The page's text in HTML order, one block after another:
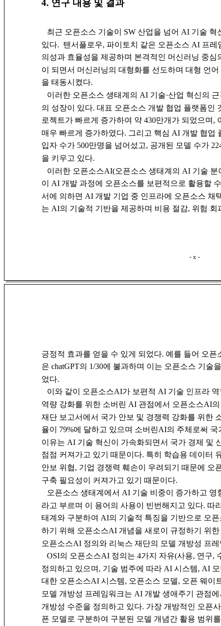
- x -
4. 연구 내용 및 결과
최근 오픈소스 기술이 SW 산업을 넘어 AI 기술
있다. 텐서플로우, 파이토치 같은 오픈소스 AI 프레
의성과 효율성을 제공하며 본격적인 머신러닝 중
이 되면서 머신러닝의 대형화를 선도하며 대형 언
을 태동시켰다.
이러한 오픈소스 생태계의 AI 기술·산업 혁신의
의 성장이 있다. 대표 오픈소스 개발 협업 플랫폼인
로젝트가 빠르게 증가하여 약 430만개가 되었으며,
매우 빠르게 증가하였다. 그리고 핵심 AI 개발 협업
입자 수가 500만명을 넘어섰고, 공개된 모델 수가
을 키우고 있다.
이러한 오픈소스AI(오픈소스 생태계의 AI 기술
이 AI 개발 과정에 오픈소스를 보편적으로 활용할
서에 의하면 AI 개발 기업 중 인프라에 오픈소스 채
는 AI의 기술적 기반을 제공하며 비용 절감, 위험
긍정적 효과를 얻을 수 있게 되었다. 예를 들어 오
은 chatGPT의 1/30에 불과하며 이는 오픈소스 기술
었다.
이와 같이 오픈소스AI가 보편적 AI 기술 인프라
역량 강화를 위한 소버린 AI 관점에서 오픈소스AI
재단 보고서에서 국가 안보 및 경쟁력 강화를 위한
율이 79%에 달하고 있으며 소버린AI의 주체로써
이유는 AI 기술 혁신이 가속화되면서 국가 경제 및
점점 커져가고 있기 때문이다. 특히 학습용 데이터
안보 위협, 기업 경쟁력 훼손이 우려되기 때문에
구축 필요성이 커져가고 있기 때문이다.
오픈소스 생태계에서 AI 기술 비중이 증가하고
라고 부르며 이 용어의 사용이 빈번해지고 있다. 따
태계와 구분하여 AI의 기술적 특징을 기반으로 오
하기 위해 오픈소스AI 개념을 새로이 규정하기 위
오픈소스AI 정의와 리눅스 재단의 모델 개방성 프
OSI의 오픈소스AI 정의는 4가지 자유(사용, 연구,
정의하고 있으며, 기술 범주에 따라 AI 시스템, AI
대한 오픈소스AI 시스템, 오픈소스 모델, 오픈 웨이
모델 개방성 프레임워크는 AI 개발 생애주기 관점
개방성 수준을 정의하고 있다. 가장 개방적인 오픈
픈 모델로 구분하여 구분된 모델 개념간 활용 범위